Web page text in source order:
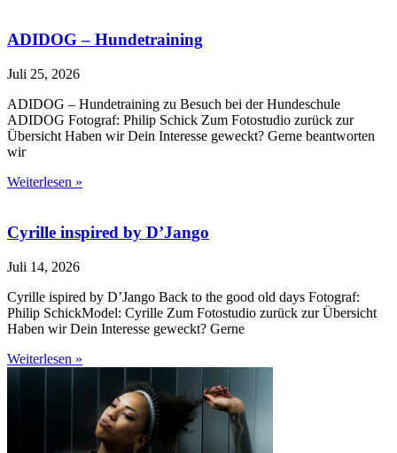
ADIDOG – Hundetraining
Juli 25, 2026
ADIDOG – Hundetraining zu Besuch bei der Hundeschule
ADIDOG Fotograf: Philip Schick Zum Fotostudio zurück zur
Übersicht Haben wir Dein Interesse geweckt? Gerne beantworten
wir
Weiterlesen »
Cyrille inspired by D’Jango
Juli 14, 2026
Cyrille ispired by D’Jango Back to the good old days Fotograf:
Philip SchickModel: Cyrille Zum Fotostudio zurück zur Übersicht
Haben wir Dein Interesse geweckt? Gerne
Weiterlesen »